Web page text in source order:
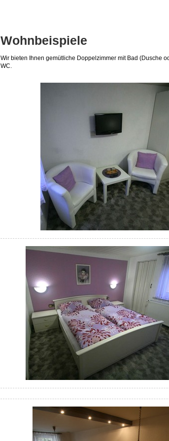
Wohnbeispiele
Wir bieten Ihnen gemütliche Doppelzimmer mit Bad (Dusche
WC.